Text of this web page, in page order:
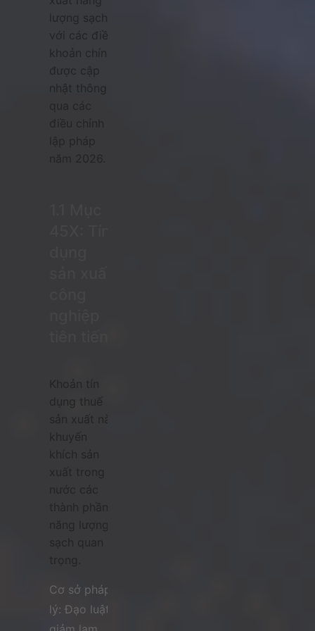
lượng sạch,
với các điều
khoản chính
được cập
nhật thông
qua các
điều chỉnh
lập pháp
năm 2026.
Khoản tín
dụng thuế
sản xuất này
khuyến
khích sản
xuất trong
nước các
thành phần
năng lượng
sạch quan
trọng.
Cơ sở pháp
lý: Đạo luật